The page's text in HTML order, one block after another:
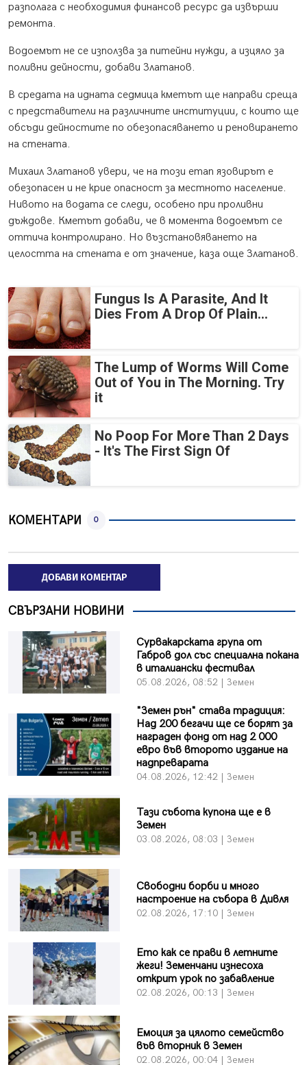
разполага с необходимия финансов ресурс да извърши
ремонта.
Водоемът не се използва за питейни нужди, а изцяло за
поливни дейности, добави Златанов.
В средата на идната седмица кметът ще направи среща
с представители на различните институции, с които ще
обсъди дейностите по обезопасяването и реновирането
на стената.
Михаил Златанов увери, че на този етап язовирът е
обезопасен и не крие опасност за местното население.
Нивото на водата се следи, особено при проливни
дъждове. Кметът добави, че в момента водоемът се
оттича контролирано. Но възстановяването на
целостта на стената е от значение, каза още Златанов.
Fungus Is A Parasite, And It
Dies From A Drop Of Plain...
The Lump of Worms Will Come
Out of You in The Morning. Try
it
No Poop For More Than 2 Days
- It's The First Sign Of
КОМЕНТАРИ 0
ДОБАВИ КОМЕНТАР
СВЪРЗАНИ НОВИНИ
Сурвакарската група от
Габров дол със специална покана
в италиански фестивал
05.08.2026, 08:52 | Земен
"Земен рън" става традиция:
Над 200 бегачи ще се борят за
награден фонд от над 2 000
евро във второто издание на
надпреварата
04.08.2026, 12:42 | Земен
Тази събота купона ще е в
Земен
03.08.2026, 08:03 | Земен
Свободни борби и много
настроение на събора в Дивля
02.08.2026, 17:10 | Земен
Ето как се прави в летните
жеги! Земенчани изнесоха
открит урок по забавление
02.08.2026, 00:13 | Земен
Емоция за цялото семейство
във вторник в Земен
02.08.2026, 00:04 | Земен